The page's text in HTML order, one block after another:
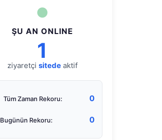
●
ŞU AN ONLINE
1
ziyaretçi sitedeaktif
Tüm Zaman Rekoru: 0
Bugünün Rekoru: 0